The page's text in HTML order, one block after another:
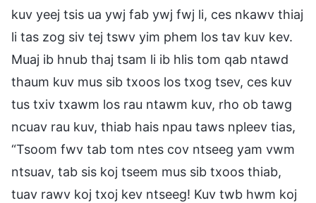
kuv yeej tsis ua ywj fab ywj fwj li, ces nkawv thiaj
li tas zog siv tej tswv yim phem los tav kuv kev.
Muaj ib hnub thaj tsam li ib hlis tom qab ntawd
thaum kuv mus sib txoos los txog tsev, ces kuv
tus txiv txawm los rau ntawm kuv, rho ob tawg
ncuav rau kuv, thiab hais npau taws npleev tias,
“Tsoom fwv tab tom ntes cov ntseeg yam vwm
ntsuav, tab sis koj tseem mus sib txoos thiab,
tuav rawv koj txoj kev ntseeg! Kuv twb hwm koj